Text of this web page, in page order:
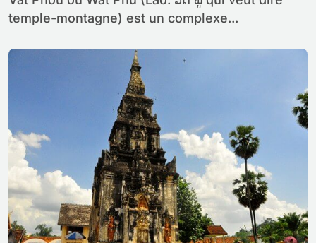
temple-montagne) est un complexe...